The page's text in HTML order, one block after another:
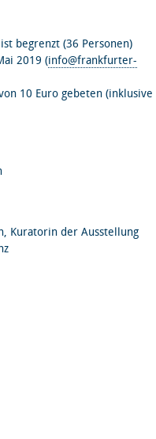
begrenzt (36 Personen)
2019 (info@frankfurter-
10 Euro gebeten (inklusive
Kuratorin der Ausstellung